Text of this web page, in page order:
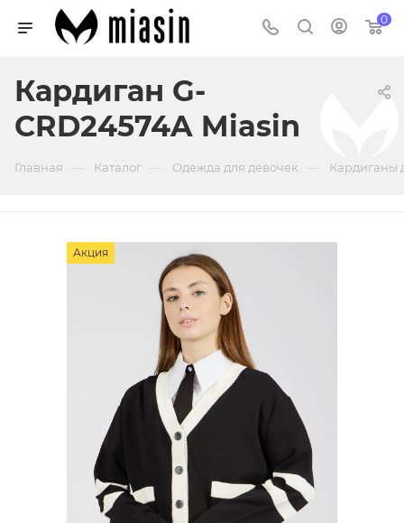
0
Кардиган G-
CRD24574A Miasin
Главная Каталог Одежда для девочек Кардиганы
Акция